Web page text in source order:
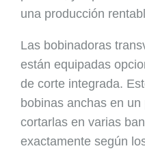
una producción
Las bobinadoras
están equipadas
de corte integrada.
bobinas anchas en
cortarlas en varias
exactamente según